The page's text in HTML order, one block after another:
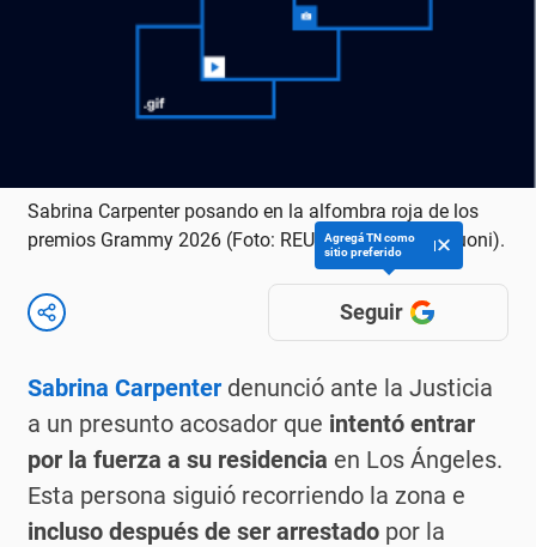
Sabrina Carpenter posando en la alfombra roja de los
premios Grammy 2026 (Foto: REUTERS/Mario Anzuoni).
Seguir
Agregá TN como
sitio preferido
Sabrina Carpenter denunció ante la Justicia
a un presunto acosador que intentó entrar
por la fuerza a su residencia en Los Ángeles.
Esta persona siguió recorriendo la zona e
incluso después de ser arrestado por la